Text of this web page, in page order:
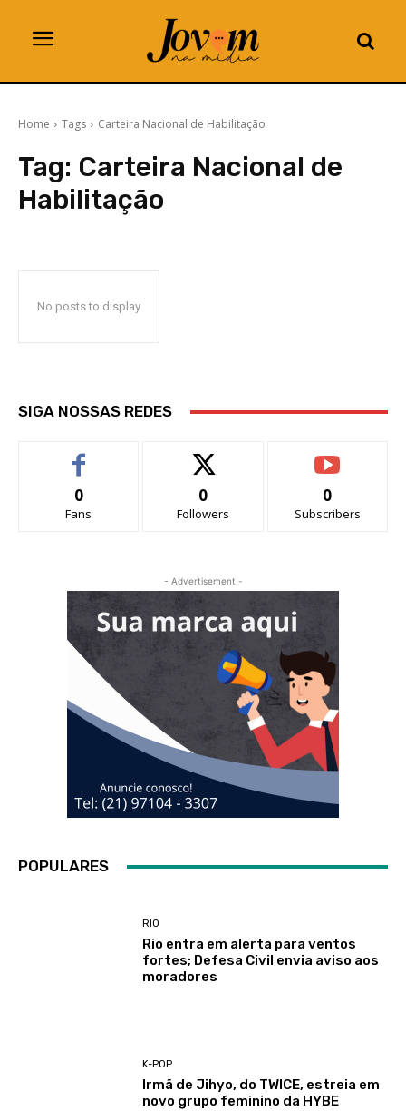
Home Tags Carteira Nacional de Habilitação
Tag: Carteira Nacional de
Habilitação
No posts to display
SIGA NOSSAS REDES
0
Fans
0
Followers
0
Subscribers
- Advertisement -
POPULARES
RIO
Rio entra em alerta para ventos
fortes; Defesa Civil envia aviso aos
moradores
K-POP
Irmã de Jihyo, do TWICE, estreia em
novo grupo feminino da HYBE